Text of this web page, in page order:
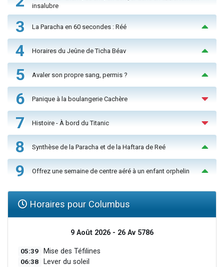
insalubre
3 La Paracha en 60 secondes : Réé
4 Horaires du Jeûne de Ticha Béav
5 Avaler son propre sang, permis ?
6 Panique à la boulangerie Cachère
7 Histoire - À bord du Titanic
8 Synthèse de la Paracha et de la Haftara de Reé
9 Offrez une semaine de centre aéré à un enfant orphelin
Horaires pour Columbus
9 Août 2026 - 26 Av 5786
05:39 Mise des Téfilines
06:38 Lever du soleil